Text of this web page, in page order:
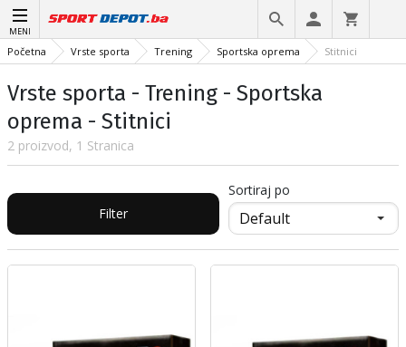
MENI
Početna Vrste sporta Trening Sportska oprema Stitnici
Vrste sporta - Trening - Sportska
oprema - Stitnici
2 proizvod, 1 Stranica
Filter
Sortiraj po